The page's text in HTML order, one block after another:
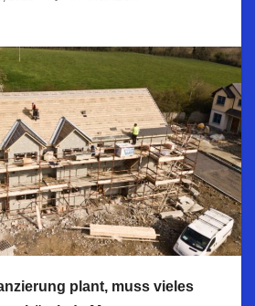
plant, muss vieles